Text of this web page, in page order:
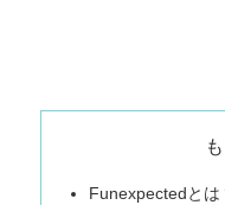
Funexpectedとは